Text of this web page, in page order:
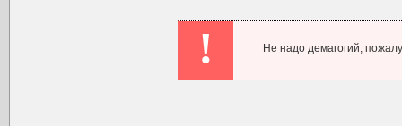
! Не надо демагогий,